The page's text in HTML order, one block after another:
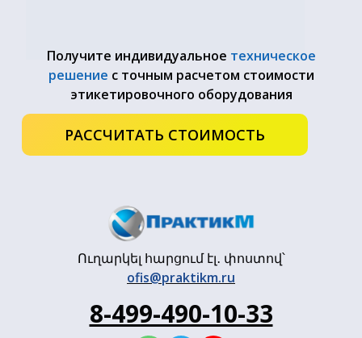
РАССЧИТАТЬ СТОИМОСТЬ
Получите индивидуальное техническое
решение с точным расчетом стоимости
этикетировочного оборудования
Ուղարկել հարցում էլ․ փոստով՝
ofis@praktikm.ru
8-499-490-10-33